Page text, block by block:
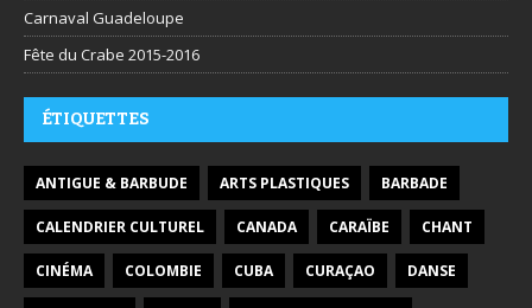
Carnaval Guadeloupe
Fête du Crabe 2015-2016
ÉTIQUETTES
ANTIGUE & BARBUDE ARTS PLASTIQUES BARBADE
CALENDRIER CULTUREL CANADA CARAÏBE CHANT
CINÉMA COLOMBIE CUBA CURAÇAO DANSE